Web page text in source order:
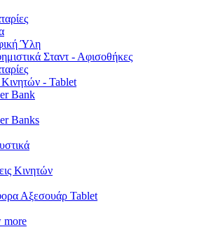
Ύλη
Σταντ - Αφισοθήκες
- Tablet
Bank
Banks
Κινητών
Αξεσουάρ Tablet
more